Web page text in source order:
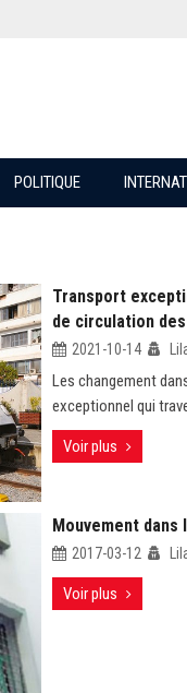
POLITIQUE
Transport
de circulation
2021-10-14
Les changement
exceptionnel qui
Voir plus
Mouvement
2017-03-12
Voir plus